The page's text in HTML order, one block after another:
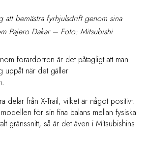
att bemästra fyrhjulsdrift genom sina
Pajero Dakar – Foto: Mitsubishi
förardörren är det påtagligt att man
uppåt när det gäller
delar från X-Trail, vilket är något positivt.
för sin fina balans mellan fysiska
gränssnitt, så är det även i Mitsubishins